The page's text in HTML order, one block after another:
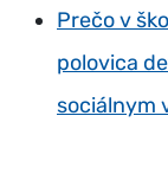
Prečo v
polovica
sociálnym